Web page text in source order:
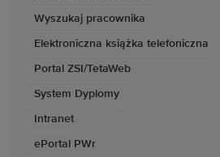
Wyszukaj pracownika
Elektroniczna książka telefoniczna
Portal ZSI/TetaWeb
System Dyplomy
Intranet
ePortal PWr